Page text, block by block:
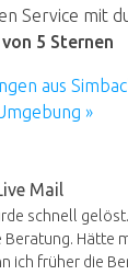
Service mit
von 5 Sternen
aus
»
Mail
schnell
Hätte
ich früher die